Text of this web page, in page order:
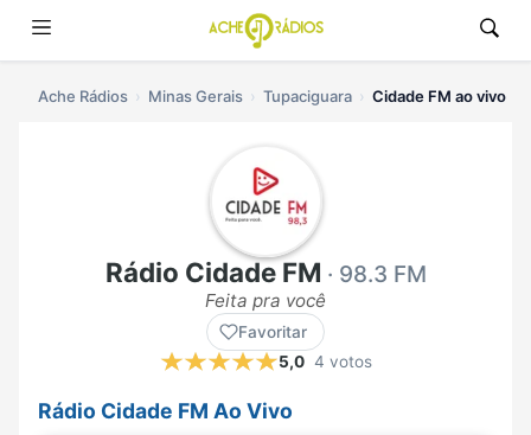
Ache Rádios Minas Gerais Tupaciguara Cidade FM ao vivo
Rádio Cidade FM · 98.3 FM
Feita pra você
Favoritar
5,0 4 votos
Rádio Cidade FM Ao Vivo